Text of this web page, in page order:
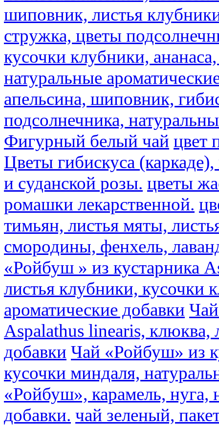
шиповник, листья
стружка, цветы
кусочки клубники,
натуральные
апельсина, шиповник,
подсолнечника,
Фигурный белый чай цвет
Цветы гибискуса
и суданской розы. цветы
ромашки лекарственной.
тимьян, листья мяты,
смородины, фенхель,
«Ройбуш » из кустарника
листья клубники, кусочки
ароматические добавки
Aspalathus linearis, клюква,
добавки Чай «Ройбуш» из
кусочки миндаля,
«Ройбуш», карамель, нуга,
добавки. чай зеленый,